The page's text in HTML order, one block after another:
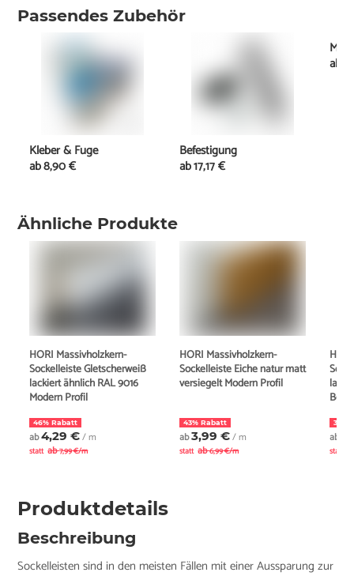
Ähnliche Produkte
HORI Massivholzkern-
Sockelleiste Gletscherweiß
lackiert ähnlich RAL 9016
Modern Profil
46% Rabatt
ab4,29 €/ m
statt ab7,99 €/m
HORI Massivholzkern-
Sockelleiste Eiche natur matt
versiegelt Modern Profil
43% Rabatt
ab3,99 €/ m
statt ab6,99 €/m
37%
ab
statt
Produktdetails
Beschreibung
Sockelleisten sind in den meisten Fällen mit einer Aussparung zur
Passendes Zubehör
Kleber & Fuge
ab8,90 €
Befestigung
ab17,17 €
ab